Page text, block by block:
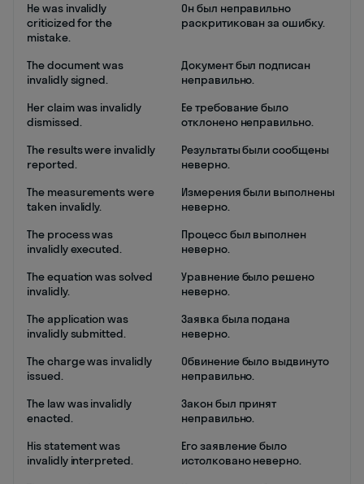
He was invalidly
criticized for the
mistake.
Он был неправильно
раскритикован за ошибку.
The document was
invalidly signed.
Документ был подписан
неправильно.
Her claim was invalidly
dismissed.
Ее требование было
отклонено неправильно.
The results were invalidly
reported.
Результаты были сообщены
неверно.
The measurements were
taken invalidly.
Измерения были выполнены
неверно.
The process was
invalidly executed.
Процесс был выполнен
неверно.
The equation was solved
invalidly.
Уравнение было решено
неверно.
The application was
invalidly submitted.
Заявка была подана
неверно.
The charge was invalidly
issued.
Обвинение было выдвинуто
неправильно.
The law was invalidly
enacted.
Закон был принят
неправильно.
His statement was
invalidly interpreted.
Его заявление было
истолковано неверно.